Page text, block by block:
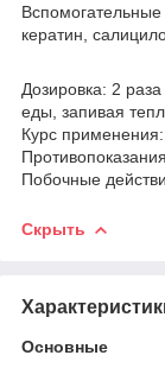
кератин,
Дозировка: 2
еды, запивая
Курс
Побочные
Скрыть
Основные